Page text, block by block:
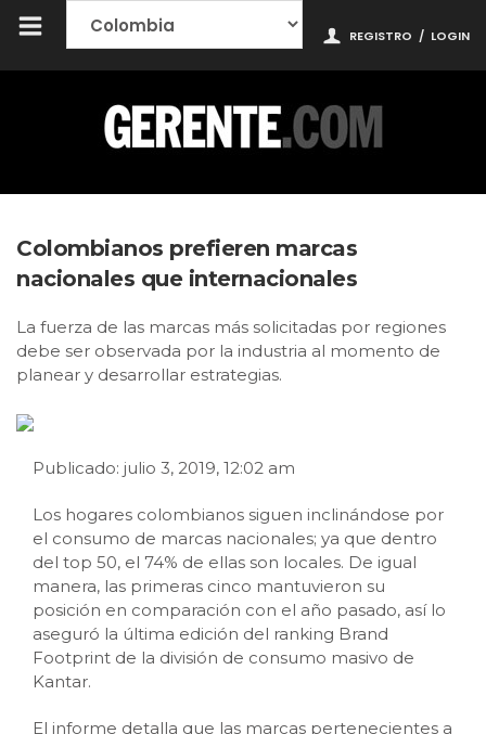
REGISTRO / LOGIN
Colombianos prefieren marcas
nacionales que internacionales
La fuerza de las marcas más solicitadas por regiones
debe ser observada por la industria al momento de
planear y desarrollar estrategias.
Publicado: julio 3, 2019, 12:02 am
Los hogares colombianos siguen inclinándose por
el consumo de marcas nacionales; ya que dentro
del top 50, el 74% de ellas son locales. De igual
manera, las primeras cinco mantuvieron su
posición en comparación con el año pasado, así lo
aseguró la última edición del ranking Brand
Footprint de la división de consumo masivo de
Kantar.
El informe detalla que las marcas pertenecientes a